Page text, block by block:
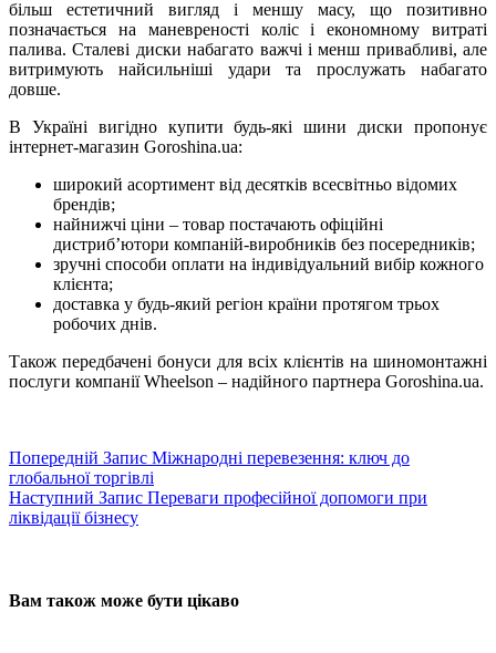
більш естетичний вигляд і меншу масу, що позитивно
позначається на маневреності коліс і економному витраті
палива. Сталеві диски набагато важчі і менш привабливі, але
витримують найсильніші удари та прослужать набагато
довше.
В Україні вигідно купити будь-які шини диски пропонує
інтернет-магазин Goroshina.ua:
широкий асортимент від десятків всесвітньо відомих
брендів;
найнижчі ціни – товар постачають офіційні
дистриб’ютори компаній-виробників без посередників;
зручні способи оплати на індивідуальний вибір кожного
клієнта;
доставка у будь-який регіон країни протягом трьох
робочих днів.
Також передбачені бонуси для всіх клієнтів на шиномонтажні
послуги компанії Wheelson – надійного партнера Goroshina.ua.
Попередній Запис Міжнародні перевезення: ключ до
глобальної торгівлі
Наступний Запис Переваги професійної допомоги при
ліквідації бізнесу
Вам також може бути цікаво